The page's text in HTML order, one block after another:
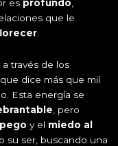
es profundo
que le
través de los
dice más que mil
Esta energía se
, pero
y el miedo al
su ser, buscando una